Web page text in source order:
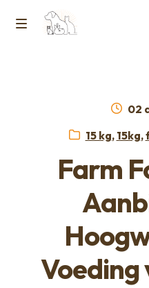
Ga
Ga
Horcon Webshop – GDPR
02
15 kg, 15kg,
Farm
Voeding